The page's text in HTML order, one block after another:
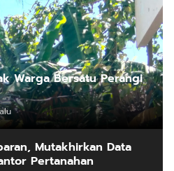
Warga Bersatu Perangi
Mutakhirkan Data
Pertanahan